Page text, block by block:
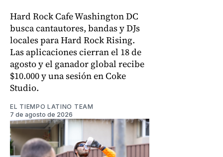
Hard Rock Cafe Washington DC
busca cantautores, bandas y DJs
locales para Hard Rock Rising.
Las aplicaciones cierran el 18 de
agosto y el ganador global recibe
$10.000 y una sesión en Coke
Studio.
EL TIEMPO LATINO TEAM
7 de agosto de 2026